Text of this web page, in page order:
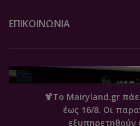
🍹Το Mairyland.gr
έως 16/8. Οι
εξυπηρετηθούν
ΕΠΙΚΟΙΝΩΝΙΑ